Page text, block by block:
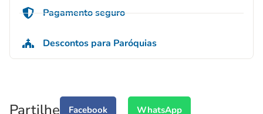
Pagamento seguro
Descontos para Paróquias
Partilhe Facebook WhatsApp